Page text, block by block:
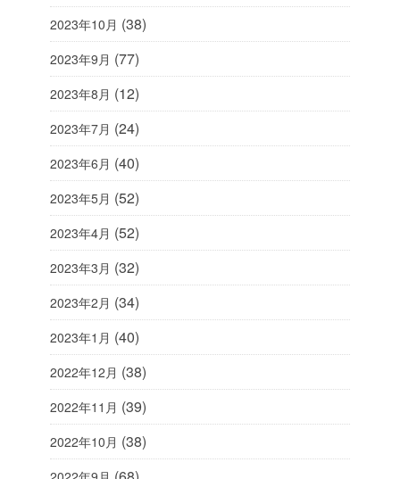
2023年10月 (38)
2023年9月 (77)
2023年8月 (12)
2023年7月 (24)
2023年6月 (40)
2023年5月 (52)
2023年4月 (52)
2023年3月 (32)
2023年2月 (34)
2023年1月 (40)
2022年12月 (38)
2022年11月 (39)
2022年10月 (38)